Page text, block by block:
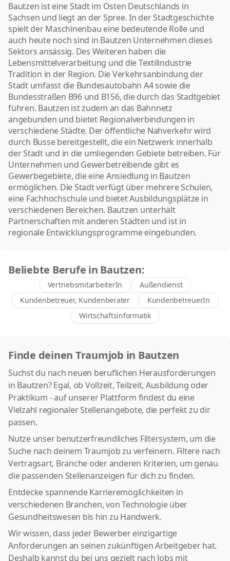
Bautzen ist eine Stadt im Osten Deutschlands in
Sachsen und liegt an der Spree. In der Stadtgeschichte
spielt der Maschinenbau eine bedeutende Rolle und
auch heute noch sind in Bautzen Unternehmen dieses
Sektors ansässig. Des Weiteren haben die
Lebensmittelverarbeitung und die Textilindustrie
Tradition in der Region. Die Verkehrsanbindung der
Stadt umfasst die Bundesautobahn A4 sowie die
Bundesstraßen B96 und B156, die durch das Stadtgebiet
führen. Bautzen ist zudem an das Bahnnetz
angebunden und bietet Regionalverbindungen in
verschiedene Städte. Der öffentliche Nahverkehr wird
durch Busse bereitgestellt, die ein Netzwerk innerhalb
der Stadt und in die umliegenden Gebiete betreiben. Für
Unternehmen und Gewerbetreibende gibt es
Gewerbegebiete, die eine Ansiedlung in Bautzen
ermöglichen. Die Stadt verfügt über mehrere Schulen,
eine Fachhochschule und bietet Ausbildungsplätze in
verschiedenen Bereichen. Bautzen unterhält
Partnerschaften mit anderen Städten und ist in
regionale Entwicklungsprogramme eingebunden.
Beliebte Berufe in Bautzen:
VertriebsmitarbeiterIn
Außendienst
Kundenbetreuer, Kundenberater
KundenbetreuerIn
Wirtschaftsinformatik
Finde deinen Traumjob in Bautzen
Suchst du nach neuen beruflichen Herausforderungen
in Bautzen? Egal, ob Vollzeit, Teilzeit, Ausbildung oder
Praktikum - auf unserer Plattform findest du eine
Vielzahl regionaler Stellenangebote, die perfekt zu dir
passen.
Nutze unser benutzerfreundliches Filtersystem, um die
Suche nach deinem Traumjob zu verfeinern. Filtere nach
Vertragsart, Branche oder anderen Kriterien, um genau
die passenden Stellenanzeigen für dich zu finden.
Entdecke spannende Karrieremöglichkeiten in
verschiedenen Branchen, von Technologie über
Gesundheitswesen bis hin zu Handwerk.
Wir wissen, dass jeder Bewerber einzigartige
Anforderungen an seinen zukünftigen Arbeitgeber hat.
Deshalb kannst du bei uns gezielt nach Jobs mit